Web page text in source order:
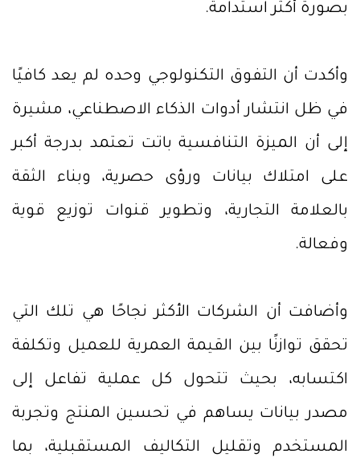
بصورة أكثر استدامة.
وأكدت أن التفوق التكنولوجي وحده لم يعد كافيًا
في ظل انتشار أدوات الذكاء الاصطناعي، مشيرة
إلى أن الميزة التنافسية باتت تعتمد بدرجة أكبر
على امتلاك بيانات ورؤى حصرية، وبناء الثقة
بالعلامة التجارية، وتطوير قنوات توزيع قوية
وفعالة.
وأضافت أن الشركات الأكثر نجاحًا هي تلك التي
تحقق توازنًا بين القيمة العمرية للعميل وتكلفة
اكتسابه، بحيث تتحول كل عملية تفاعل إلى
مصدر بيانات يساهم في تحسين المنتج وتجربة
المستخدم وتقليل التكاليف المستقبلية، بما